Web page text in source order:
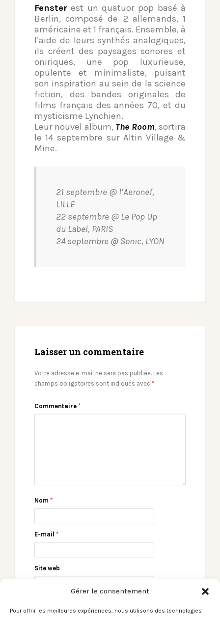
Gérer le consentement
Pour offrir les meilleures expériences, nous utilisons des technologies
Fenster est un quatuor pop basé à
Berlin, composé de 2 allemands, 1
américaine et 1 français. Ensemble, à
l’aide de leurs synthés analogiques,
ils créent des paysages sonores et
oniriques, une pop luxurieuse,
opulente et minimaliste, puisant
son inspiration au sein de la science
fiction, des bandes originales de
films français des années 70, et du
mysticisme Lynchien.
Leur nouvel album, The Room, sortira
le 14 septembre sur Altin Village &
Mine.
21 septembre @ l’Aeronef,
LILLE
22 septembre @ Le Pop Up
du Label, PARIS
24 septembre @ Sonic, LYON
Laisser un commentaire
Votre adresse e-mail ne sera pas publiée. Les
champs obligatoires sont indiqués avec *
Commentaire *
Nom *
E-mail *
Site web